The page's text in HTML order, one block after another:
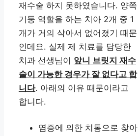
재수술 하지 못하였습니다. 양쪽
기둥 역할을 하는 치아 2개 중 1
개가 거의 삭아서 없어졌기 때문
인데요. 실제 제 치료를 담당한
치과 선생님이 앞니 브릿지 재수
술이 가능한 경우가 잘 없다고 합
니다. 아래의 이유 때문이라고
합니다.
염증에 의한 치통으로 찾아